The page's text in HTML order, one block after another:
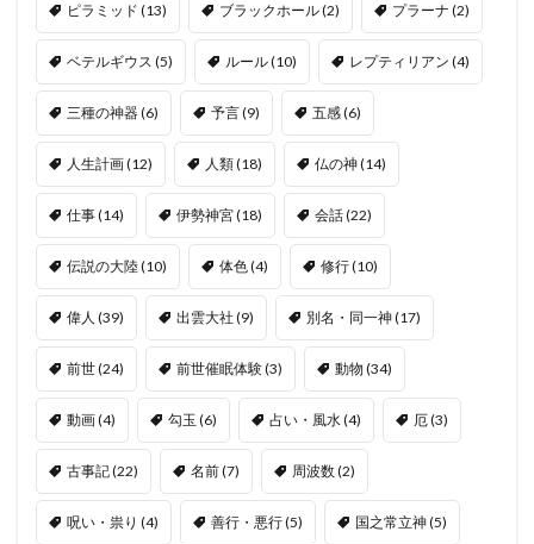
ピラミッド (13) ブラックホール(2) プラーナ (2)
ベテルギウス (5) ルール(10) レプティリアン (4)
三種の神器(6) 予言(9) 五感(6)
人生計画(12) 人類(18) 仏の神(14)
仕事(14) 伊勢神宮(18) 会話(22)
伝説の大陸(10) 体色(4) 修行(10)
偉人 (39) 出雲大社 (9) 別名・同一神(17)
前世(24) 前世催眠体験(3) 動物 (34)
動画(4) 勾玉 (6) 占い・風水(4) 厄(3)
古事記(22) 名前(7) 周波数(2)
呪い・祟り (4) 善行・悪行(5) 国之常立神(5)